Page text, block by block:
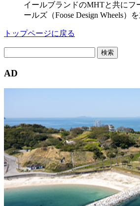
イールブランドのMHTと共にフ
ールズ（Foose Design Wheels）
トップページに戻る
AD